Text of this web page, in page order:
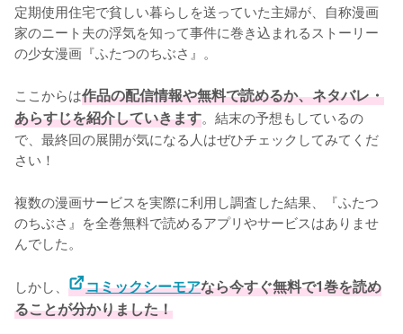
定期使用住宅で貧しい暮らしを送っていた主婦が、自称漫画
家のニート夫の浮気を知って事件に巻き込まれるストーリー
の少女漫画『ふたつのちぶさ』。
ここからは作品の配信情報や無料で読めるか、ネタバレ・
あらすじを紹介していきます。結末の予想もしているの
で、最終回の展開が気になる人はぜひチェックしてみてくだ
さい！
複数の漫画サービスを実際に利用し調査した結果、『ふたつ
のちぶさ』を全巻無料で読めるアプリやサービスはありませ
んでした。
しかし、 コミックシーモアなら今すぐ無料で1巻を読め
ることが分かりました！